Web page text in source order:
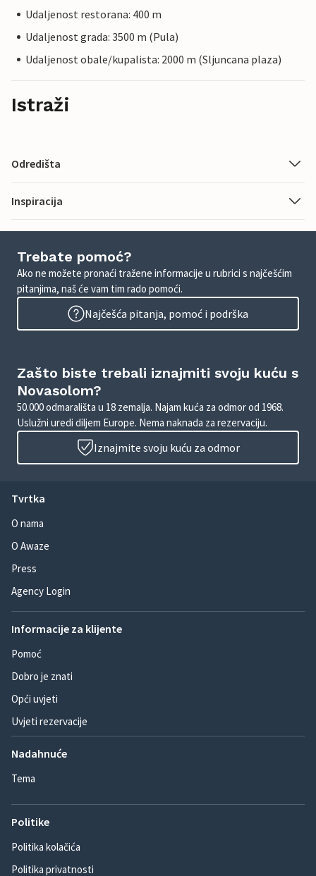
Udaljenost restorana: 400 m
Udaljenost grada: 3500 m (Pula)
Udaljenost obale/kupalista: 2000 m (Sljuncana plaza)
Istraži
Odredišta
Inspiracija
Trebate pomoć?
Ako ne možete pronaći tražene informacije u rubrici s najčešćim
pitanjima, naš će vam tim rado pomoći.
Najčešća pitanja, pomoć i podrška
Zašto biste trebali iznajmiti svoju kuću s
Novasolom?
50.000 odmarališta u 18 zemalja. Najam kuća za odmor od 1968.
Uslužni uredi diljem Europe. Nema naknada za rezervaciju.
Iznajmite svoju kuću za odmor
Tvrtka
O nama
O Awaze
Press
Agency Login
Informacije za klijente
Pomoć
Dobro je znati
Opći uvjeti
Uvjeti rezervacije
Nadahnuće
Tema
Politike
Politika kolačića
Politika privatnosti